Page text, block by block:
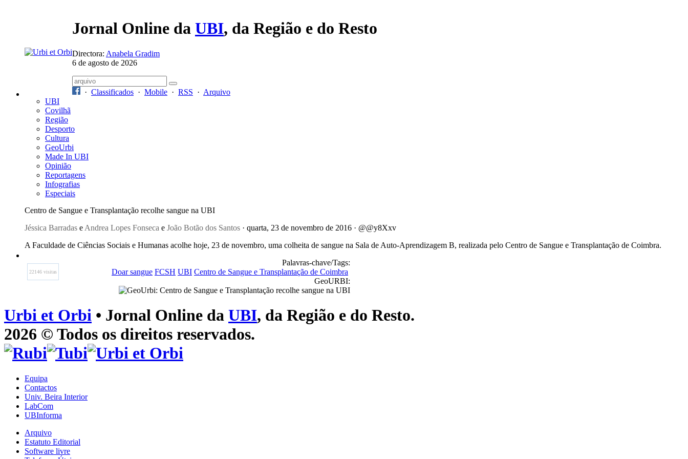
Jornal Online da UBI, da Região e do Resto
Directora: Anabela Gradim
6 de agosto de 2026
· Classificados · Mobile · RSS · Arquivo
UBI
Covilhã
Região
Desporto
Cultura
GeoUrbi
Made In UBI
Opinião
Reportagens
Infografias
Especiais
Centro de Sangue e Transplantação recolhe sangue na UBI
Jéssica Barradas e Andrea Lopes Fonseca e João Botão dos Santos · quarta, 23 de novembro de 2016 · @@y8Xxv
A Faculdade de Ciências Sociais e Humanas acolhe hoje, 23 de novembro, uma colheita de sangue na Sala de Auto-Aprendizagem B, realizada pelo Centro de Sangue e Transplantação de Coimbra.
22146 visitas
Palavras-chave/Tags:
Doar sangue FCSH UBI Centro de Sangue e Transplantação de Coimbra
GeoURBI:
Urbi et Orbi • Jornal Online da UBI, da Região e do Resto.
2026 © Todos os direitos reservados.
Equipa
Contactos
Univ. Beira Interior
LabCom
UBInforma
Arquivo
Estatuto Editorial
Software livre